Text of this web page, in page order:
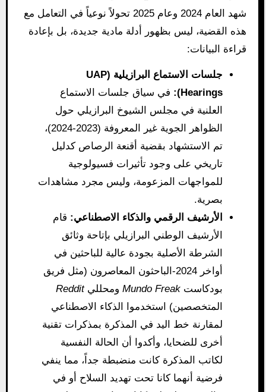
شهد العام 2024 وعام 2025 تحولاً نوعياً في التعامل مع
هذه القضية، ليس بظهور أدلة مادية جديدة، بل بإعادة
قراءة البيانات:
جلسات الاستماع البرازيلية (UAP
Hearings):
في سياق جلسات الاستماع
العلنية في مجلس الشيوخ البرازيلي حول
الظواهر الجوية غير المعروفة (2023-2024)،
تم الاستشهاد بقضية أقنعة الرصاص كدليل
تاريخي على وجود تأثيرات فسيولوجية
للمواجهات المزعومة، وليس مجرد مشاهدات
بصرية.
الأرشيف الرقمي والذكاء الاصطناعي: قام
الأرشيف الوطني البرازيلي بإتاحة وثائق
الشرطة الأصلية بجودة عالية للباحثين في
أواخر 2024-الباحثون المعاصرون (مثل فريق
بودكاست Mundo FreakومحلليReddit
المتخصصين) استخدموا الذكاء الاصطناعي
لمقارنة خط اليد في المذكرة بمذكرات تقنية
أخرى للضحايا، وأكدوا أن الحالة النفسية
لكاتب المذكرة كانت منضبطة جداً، مما ينفي
فرضية أنهما كانا تحت تهديد السلاح أو في